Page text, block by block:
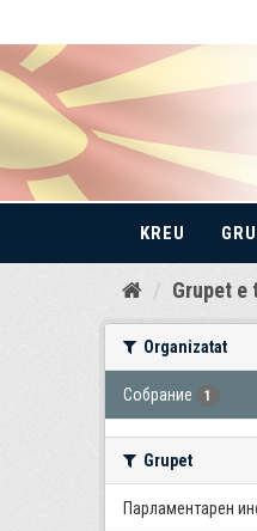
Kalo
KREU
Grupet e
Organizatat
Собрание 1
Grupet
Парламентарен